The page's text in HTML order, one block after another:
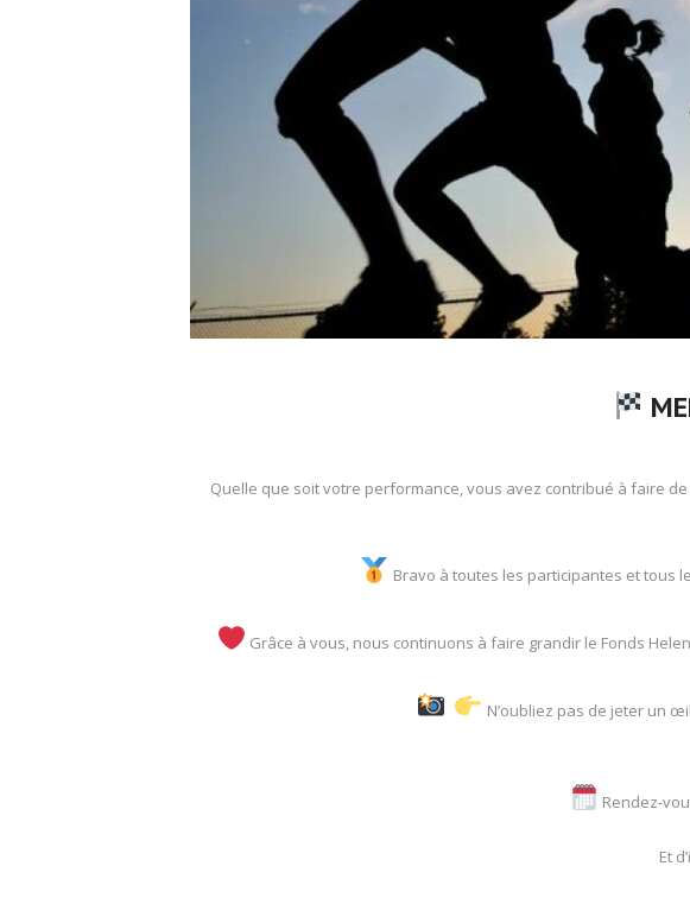
Quelle que soit votre performance, vous avez contribué à faire
Bravo à toutes les participantes et tous
Grâce à vous, nous continuons à faire grandir le Fonds
N’oubliez pas de jeter un
Rendez-
Et